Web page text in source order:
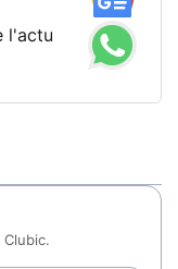
l'actu
Clubic.